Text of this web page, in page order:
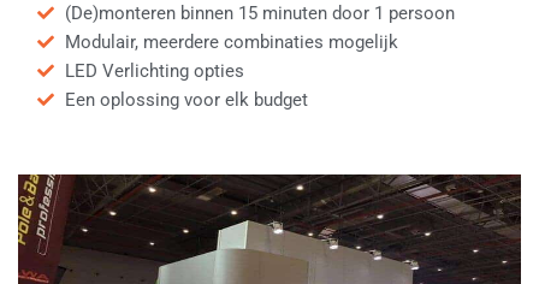
(De)monteren binnen 15 minuten door 1 persoon
Modulair, meerdere combinaties mogelijk
LED Verlichting opties
Een oplossing voor elk budget